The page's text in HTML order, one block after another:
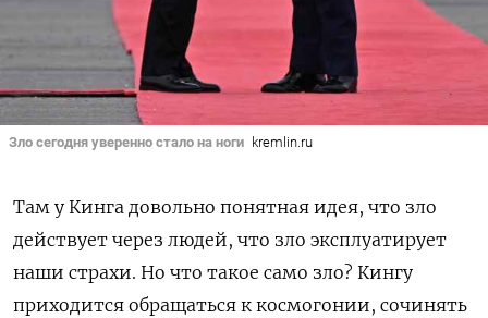
Зло сегодня уверенно стало на ноги kremlin.ru
Там у Кинга довольно понятная идея, что зло
действует через людей, что зло эксплуатирует
наши страхи. Но что такое само зло? Кингу
приходится обращаться к космогонии, сочинять